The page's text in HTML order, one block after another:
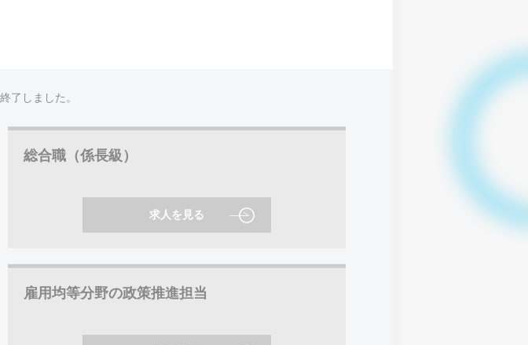
了しました。
総合職（係長級）
求人を見る
雇用均等分野の政策推進担当